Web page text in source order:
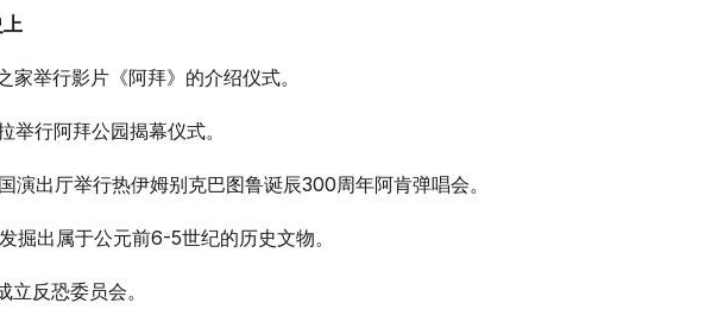
举行影片《阿拜》的介绍仪式。
行阿拜公园揭幕仪式。
演出厅举行热伊姆别克巴图鲁诞辰300周年阿肯弹唱会。
掘出属于公元前6-5世纪的历史文物。
反恐委员会。